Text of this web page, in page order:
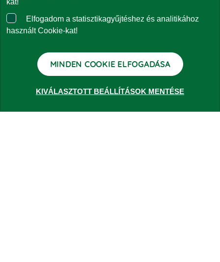
Panaszkezelés
Kapcsolat
Elfogadom a statisztikagyűjtéshez és analitikához
használt Cookie-kat!
MINDEN COOKIE ELFOGADÁSA
KIVÁLASZTOTT BEÁLLÍTÁSOK MENTÉSE